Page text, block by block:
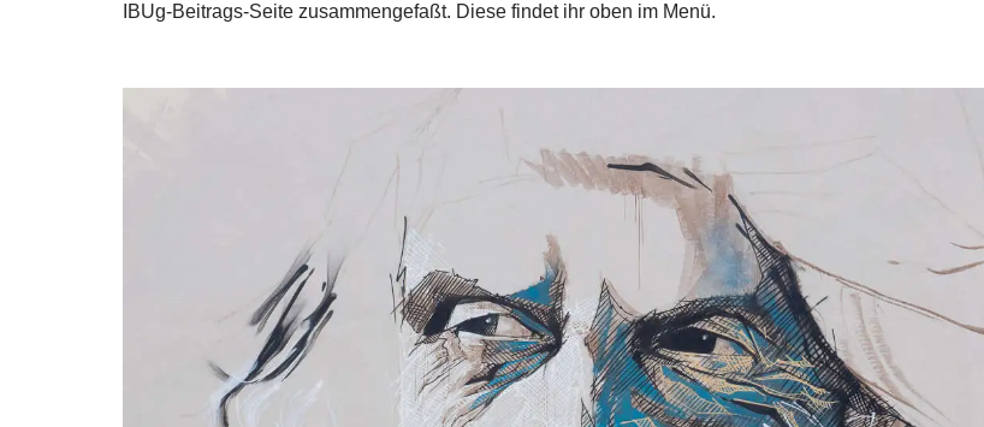
IBUg-Beitrags-Seite zusammengefaßt. Diese findet ihr oben im Menü.